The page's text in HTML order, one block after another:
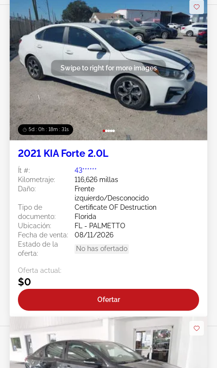
5d : 0h : 18m : 28s
Swipe to right for more images
2021 KIA Forte 2.0L
Ít #:
43******
Kilometraje:
116,626 millas
Daño:
Frente
izquierdo/Desconocido
Tipo de
documento:
Certificate OF Destruction
Florida
Ubicación:
FL - PALMETTO
Fecha de venta:
08/11/2026
Estado de la
oferta:
No has ofertado
Oferta actual:
$0
Ofertar